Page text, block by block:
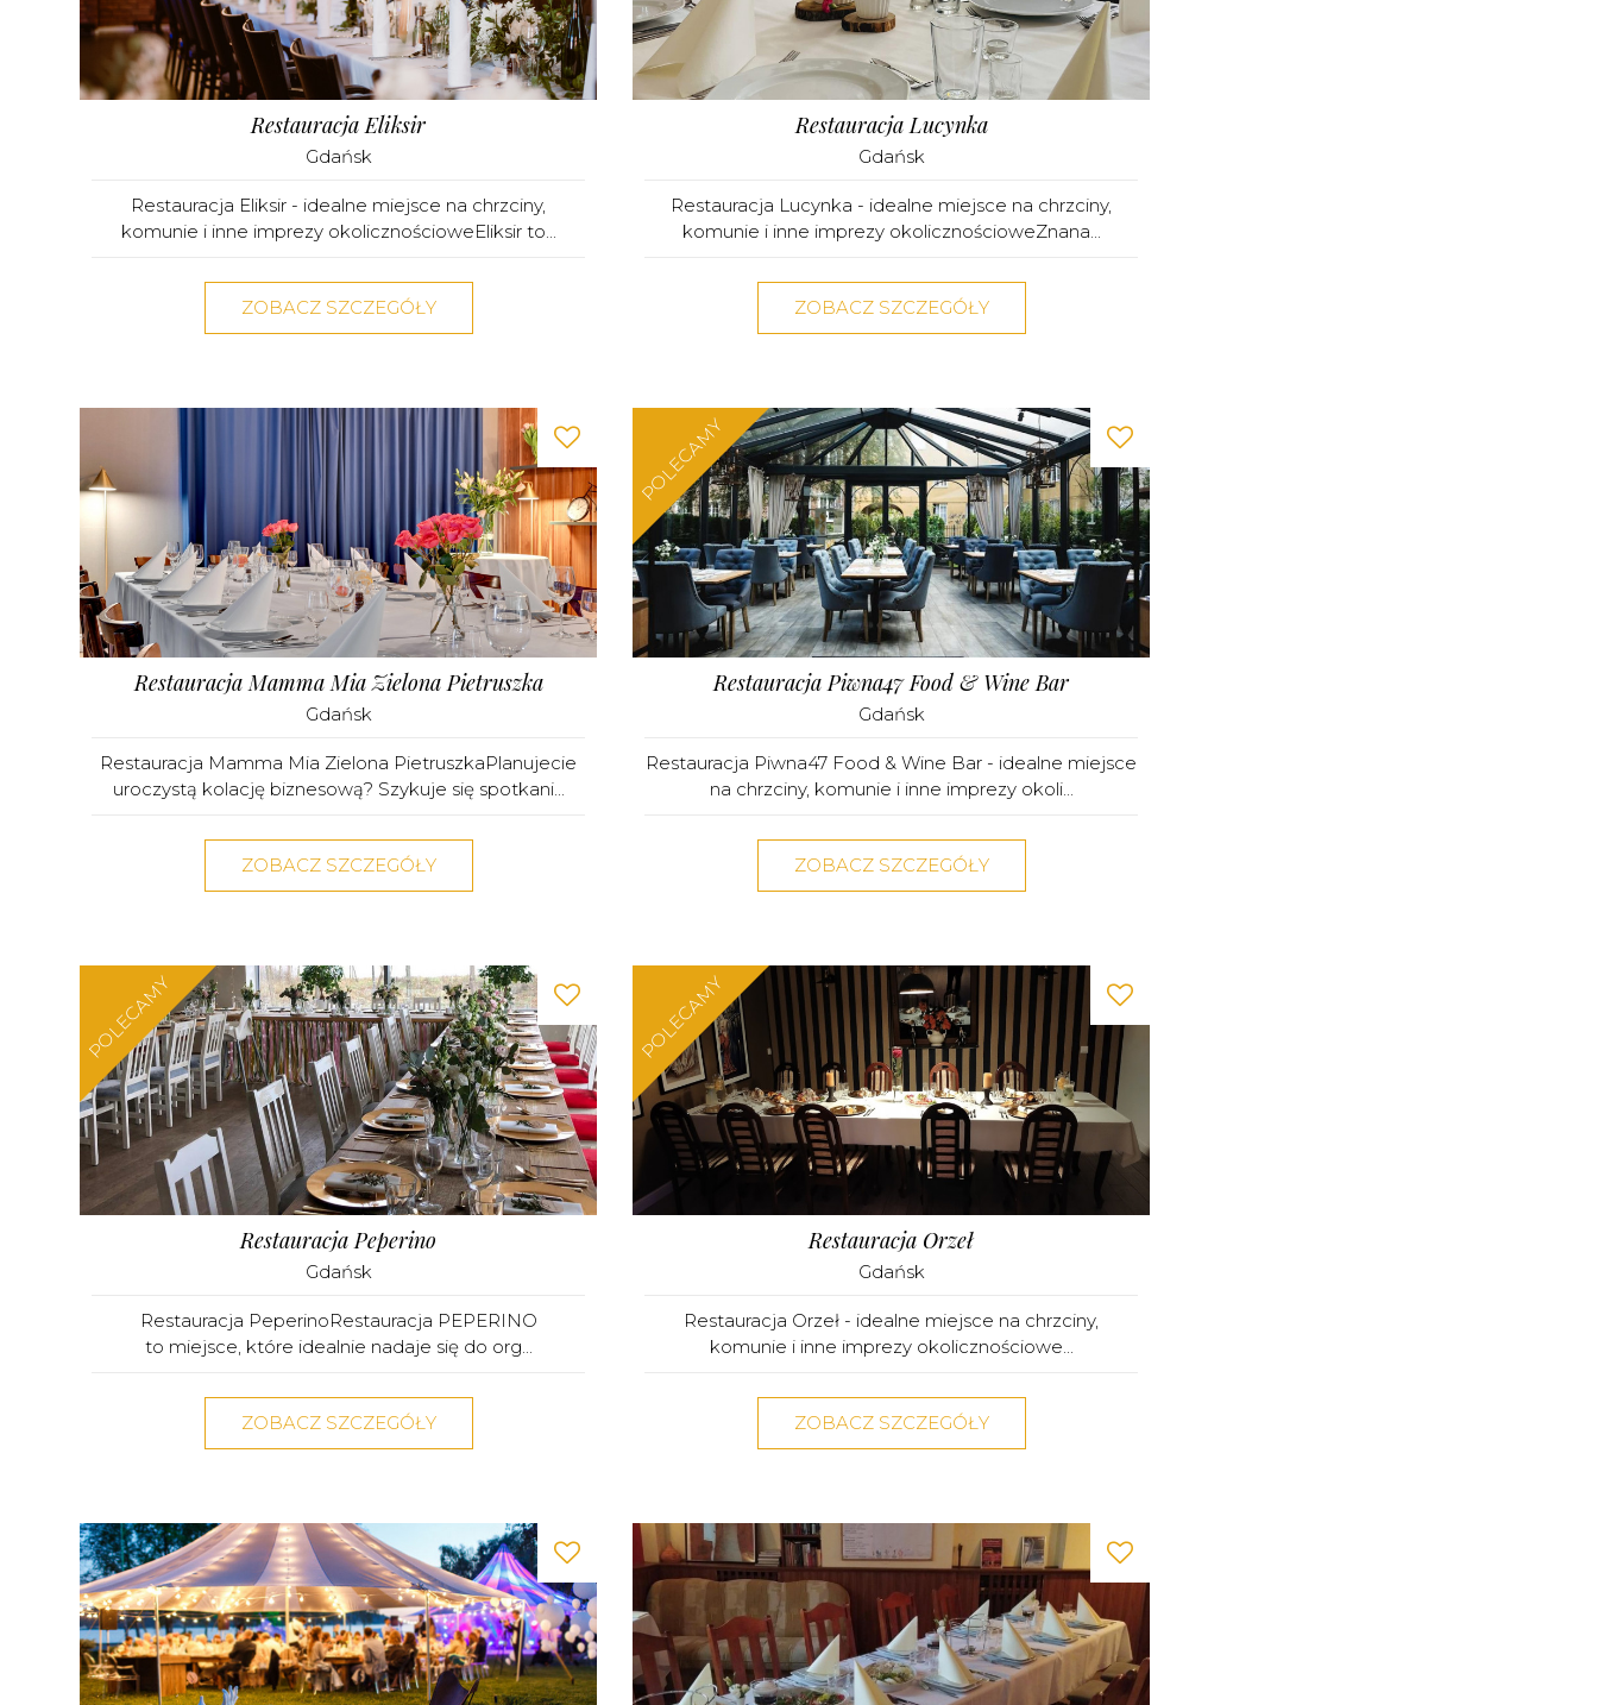
Restauracja Eliksir
Gdańsk
Restauracja Eliksir - idealne miejsce na chrzciny,
komunie i inne imprezy okolicznościoweEliksir to...
ZOBACZ SZCZEGÓŁY
Restauracja Lucynka
Gdańsk
Restauracja Lucynka - idealne miejsce na chrzciny,
komunie i inne imprezy okolicznościoweZnana...
ZOBACZ SZCZEGÓŁY
Restauracja Mamma Mia Zielona Pietruszka
Gdańsk
Restauracja Mamma Mia Zielona PietruszkaPlanujecie
uroczystą kolację biznesową? Szykuje się spotkani...
ZOBACZ SZCZEGÓŁY
POLECAMY
Restauracja Piwna47 Food & Wine Bar
Gdańsk
Restauracja Piwna47 Food & Wine Bar - idealne miejsce
na chrzciny, komunie i inne imprezy okoli...
ZOBACZ SZCZEGÓŁY
POLECAMY
Restauracja Peperino
Gdańsk
Restauracja PeperinoRestauracja PEPERINO
to miejsce, które idealnie nadaje się do org...
ZOBACZ SZCZEGÓŁY
POLECAMY
Restauracja Orzeł
Gdańsk
Restauracja Orzeł - idealne miejsce na chrzciny,
komunie i inne imprezy okolicznościowe...
ZOBACZ SZCZEGÓŁY